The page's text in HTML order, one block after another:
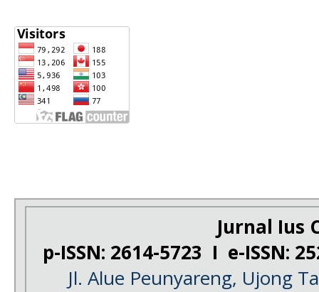
Jurnal Ius
p-ISSN: 2614-5723 I e-ISSN:
Jl. Alue Peunyareng, Ujong